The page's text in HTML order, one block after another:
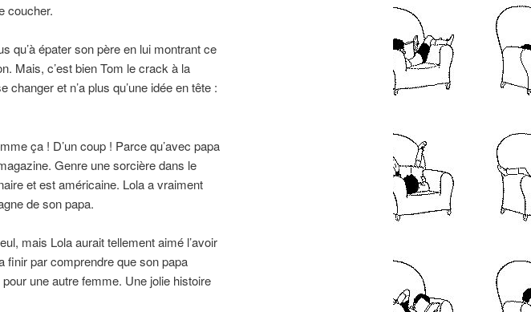
coucher.
qu’à épater son père en lui montrant ce
Mais, c’est bien Tom le crack à la
et n’a plus qu’une idée en tête :
ça ! D’un coup ! Parce qu’avec papa
Genre une sorcière dans le
et est américaine. Lola a vraiment
de son papa.
mais Lola aurait tellement aimé l’avoir
finir par comprendre que son papa
une autre femme. Une jolie histoire